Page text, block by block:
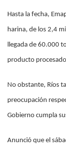
Hasta la fecha,
harina, de los 2,4
llegada de 60.000
producto
No obstante, Ríos
preocupación
Gobierno cumpla
Anunció que el